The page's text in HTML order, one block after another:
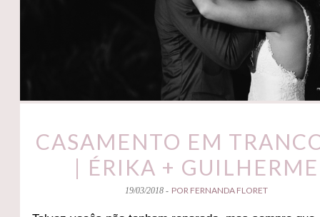
CASAMENTO EM
| ÉRIKA + GUILHERME
19/03/2018 - POR FERNANDA FLORET